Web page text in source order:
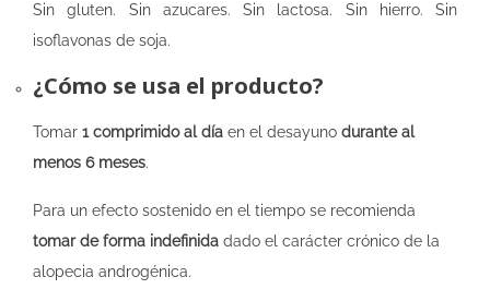
Sin gluten. Sin azucares. Sin lactosa. Sin hierro. Sin
isoflavonas de soja.
¿Cómo se usa el producto?
Tomar 1 comprimido al día en el desayuno durante al
menos 6 meses.
Para un efecto sostenido en el tiempo se recomienda
tomar de forma indefinida dado el carácter crónico de la
alopecia androgénica.